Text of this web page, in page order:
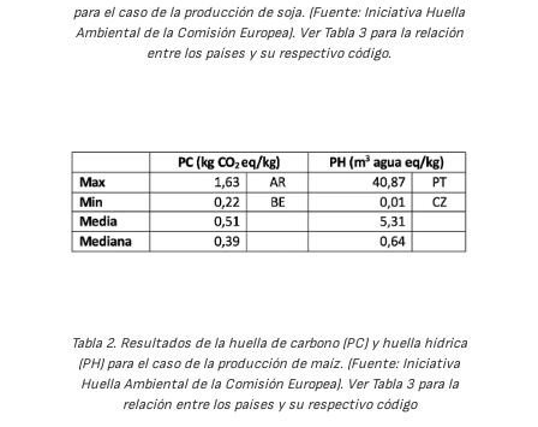
para el caso de la producción de soja. (Fuente: Iniciativa Huella
Ambiental de la Comisión Europea). Ver Tabla 3 para la relación
entre los países y su respectivo código.
Tabla 2. Resultados de la huella de carbono (PC) y huella hídrica
(PH) para el caso de la producción de maíz. (Fuente: Iniciativa
Huella Ambiental de la Comisión Europea). Ver Tabla 3 para la
relación entre los países y su respectivo código